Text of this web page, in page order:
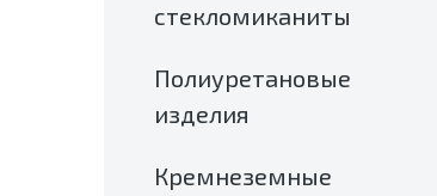
стекломиканиты
Полиуретановые
изделия
Кремнеземные